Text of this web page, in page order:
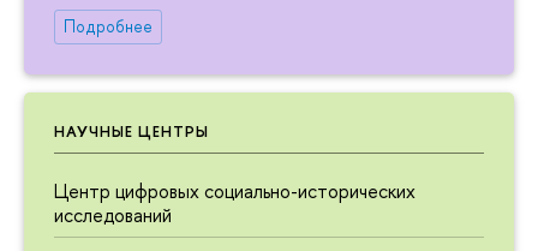
Подробнее
НАУЧНЫЕ ЦЕНТРЫ
Центр цифровых социально-исторических
исследований